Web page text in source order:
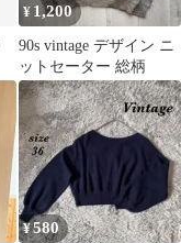
¥ 1,200
90s vintage デザイン ニ
ットセーター 総柄
¥580